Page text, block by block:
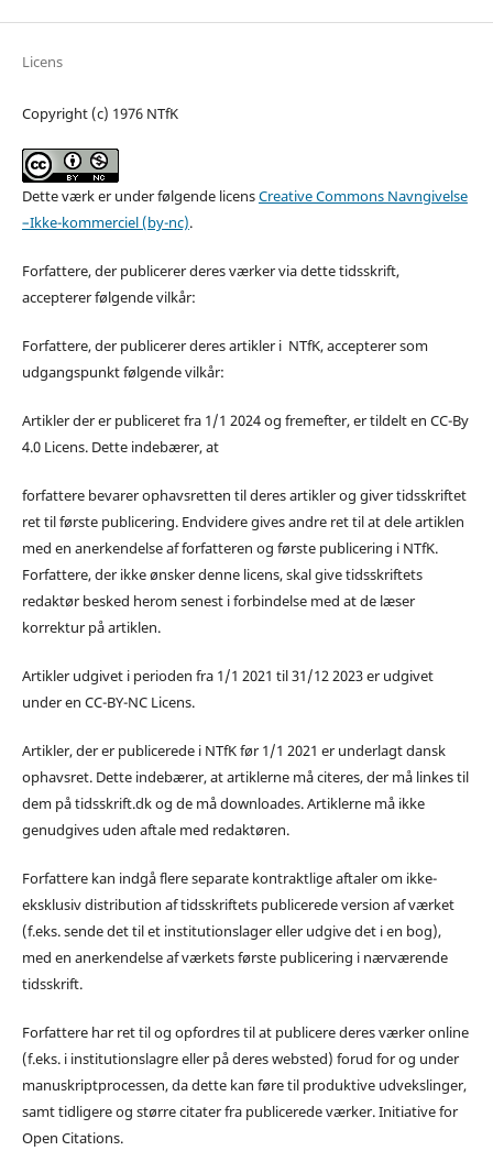
Licens
Copyright (c) 1976 NTfK
Dette værk er under følgende licensCreative Commons Navngivelse
–Ikke-kommerciel (by-nc).
Forfattere, der publicerer deres værker via dette tidsskrift,
accepterer følgende vilkår:
Forfattere, der publicerer deres artikler i NTfK, accepterer som
udgangspunkt følgende vilkår:
Artikler der er publiceret fra 1/1 2024 og fremefter, er tildelt en CC-By
4.0 Licens. Dette indebærer, at
forfattere bevarer ophavsretten til deres artikler og giver tidsskriftet
ret til første publicering. Endvidere gives andre ret til at dele artiklen
med en anerkendelse af forfatteren og første publicering i NTfK.
Forfattere, der ikke ønsker denne licens, skal give tidsskriftets
redaktør besked herom senest i forbindelse med at de læser
korrektur på artiklen.
Artikler udgivet i perioden fra 1/1 2021 til 31/12 2023 er udgivet
under en CC-BY-NC Licens.
Artikler, der er publicerede i NTfK før 1/1 2021 er underlagt dansk
ophavsret. Dette indebærer, at artiklerne må citeres, der må linkes til
dem på tidsskrift.dk og de må downloades. Artiklerne må ikke
genudgives uden aftale med redaktøren.
Forfattere kan indgå flere separate kontraktlige aftaler om ikke-
eksklusiv distribution af tidsskriftets publicerede version af værket
(f.eks. sende det til et institutionslager eller udgive det i en bog),
med en anerkendelse af værkets første publicering i nærværende
tidsskrift.
Forfattere har ret til og opfordres til at publicere deres værker online
(f.eks. i institutionslagre eller på deres websted) forud for og under
manuskriptprocessen, da dette kan føre til produktive udvekslinger,
samt tidligere og større citater fra publicerede værker. Initiative for
Open Citations.